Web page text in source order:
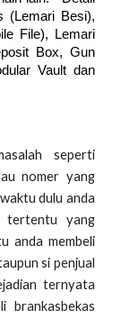
(Lemari Besi),
File), Lemari
Box, Gun
Vault dan
seperti
nomer yang
dulu anda
tertentu yang
anda membeli
si penjual
ternyata
brankasbekas